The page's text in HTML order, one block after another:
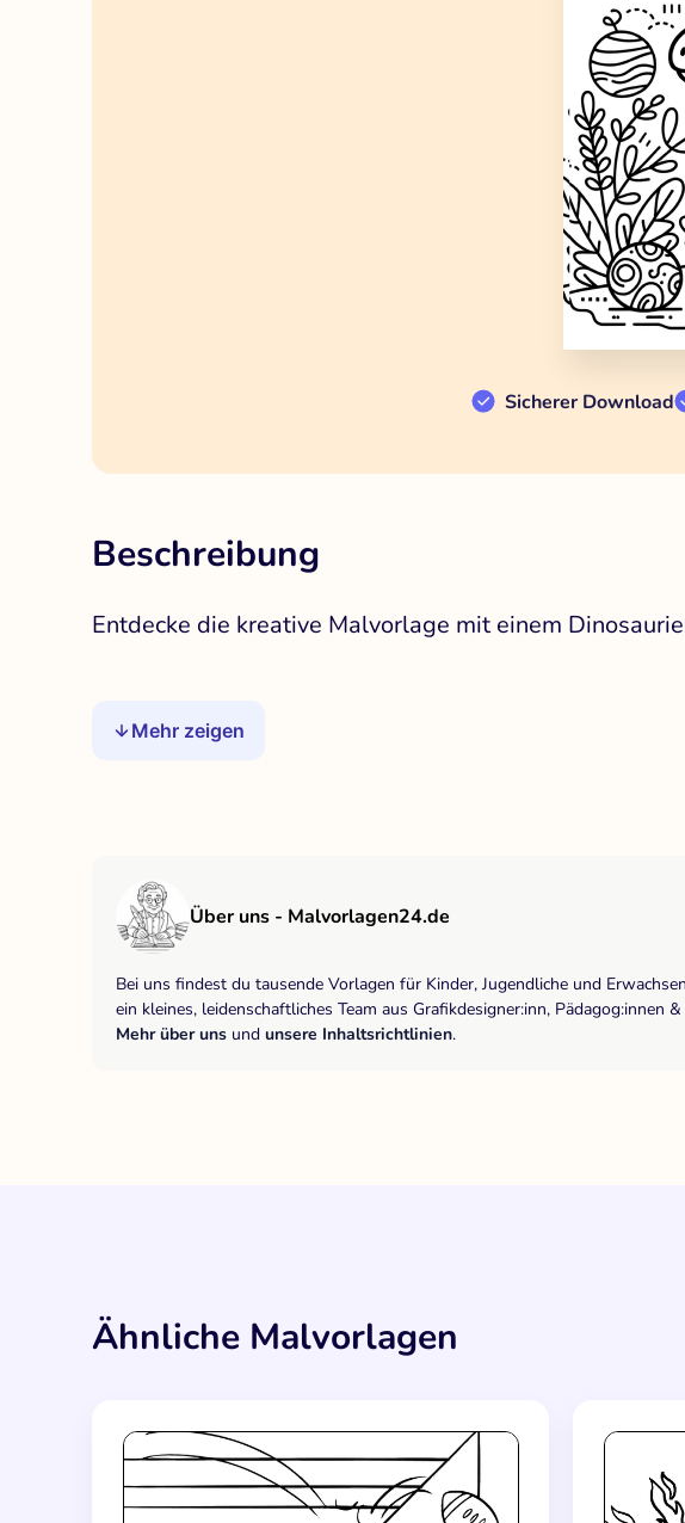
Sicherer Download
Beschreibung
Entdecke die kreative Malvorlage mit einem
Mehr zeigen
Über uns - Malvorlagen24.de
Bei uns findest du tausende Vorlagen für Kinder, Jugendliche und
ein kleines, leidenschaftliches Team aus Grafikdesigner:inn,
Mehr über uns und unsere Inhaltsrichtlinien.
Ähnliche Malvorlagen